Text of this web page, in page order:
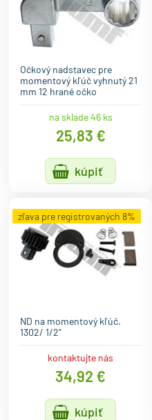
Očkový nadstavec pre
momentový kľúč vyhnutý 21
mm 12 hrané očko
na sklade 46 ks
25,83 €
kúpiť
zľava pre registrovaných 8%
ND na momentový kľúč.
1302/ 1/2"
kontaktujte nás
34,92 €
kúpiť